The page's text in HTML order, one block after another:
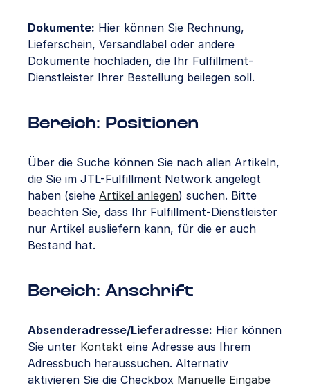
Dokumente: Hier können Sie Rechnung,
Lieferschein, Versandlabel oder andere
Dokumente hochladen, die Ihr Fulfillment-
Dienstleister Ihrer Bestellung beilegen soll.
Bereich: Positionen
Über die Suche können Sie nach allen Artikeln,
die Sie im JTL-Fulfillment Network angelegt
haben (siehe Artikel anlegen) suchen. Bitte
beachten Sie, dass Ihr Fulfillment-Dienstleister
nur Artikel ausliefern kann, für die er auch
Bestand hat.
Bereich: Anschrift
Absenderadresse/Lieferadresse: Hier können
Sie unter Kontakt eine Adresse aus Ihrem
Adressbuch heraussuchen. Alternativ
aktivieren Sie die Checkbox Manuelle Eingabe